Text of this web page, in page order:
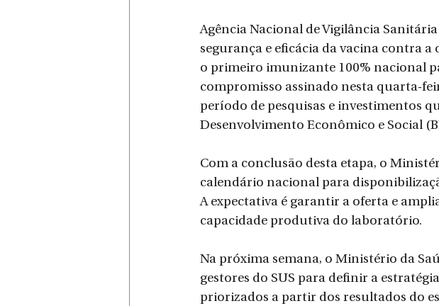
Agência Nacional de Vigilância
segurança e eficácia da vacina contra
o primeiro imunizante 100% nacional
compromisso assinado nesta quarta-
período de pesquisas e investimentos
Desenvolvimento Econômico e Social
Com a conclusão desta etapa, o
calendário nacional para
A expectativa é garantir a oferta e
capacidade produtiva do laboratório.
Na próxima semana, o Ministério da
gestores do SUS para definir a
priorizados a partir dos resultados do